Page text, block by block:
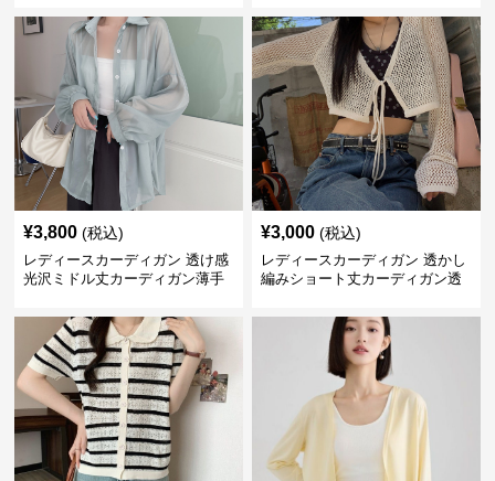
対策
¥3,800 (税込)
レディースカーディガン 透け感
光沢ミドル丈カーディガン薄手
¥3,000 (税込)
レディースカーディガン 透かし
編みショート丈カーディガン透